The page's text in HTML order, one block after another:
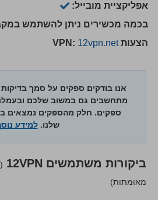
אפליקציית מובייל:
בכמה מכשירים ניתן להשתמש
הצעות VPN:12vpn.net
אנו בודקים ספקים על סמך
מתחשבים גם במשוב שלכם
ספקים. חלק מהספקים נמצאים
שלנו.למידע
ביקורות משתמשים 12VPN
מאומתות)